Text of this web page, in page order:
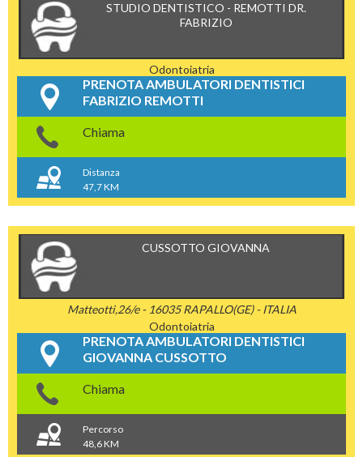
STUDIO DENTISTICO - REMOTTI DR.
FABRIZIO
Odontoiatria
PRENOTA AMBULATORI DENTISTICI
FABRIZIO REMOTTI
Chiama
Distanza
47,7 KM
CUSSOTTO GIOVANNA
Matteotti,26/e - 16035 RAPALLO(GE) - ITALIA
Odontoiatria
PRENOTA AMBULATORI DENTISTICI
GIOVANNA CUSSOTTO
Chiama
Percorso
48,6 KM